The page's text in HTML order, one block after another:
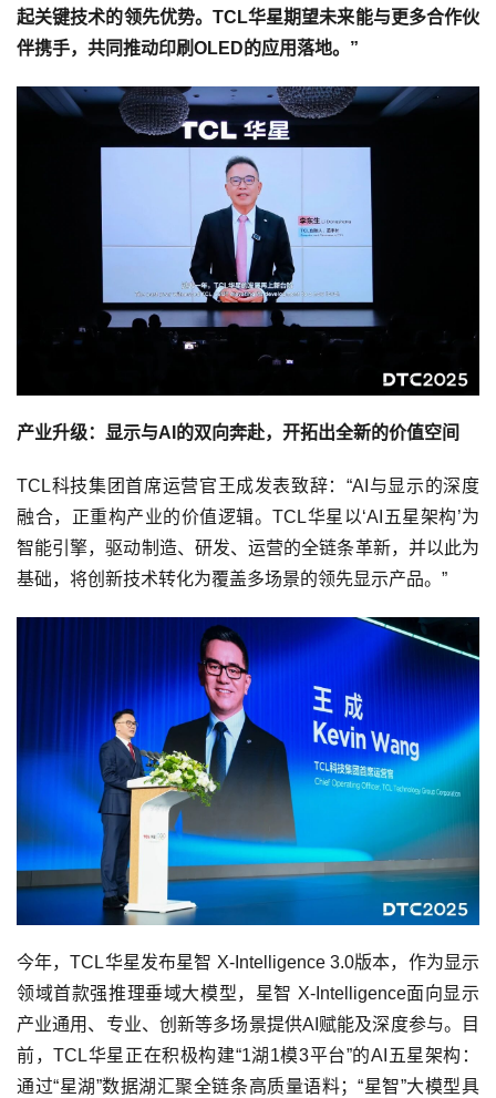
起关键技术的领先优势。TCL华星期望未来能与更多合作伙
伴携手，共同推动印刷OLED的应用落地。”
产业升级：显示与AI的双向奔赴，开拓出全新的价值空间
TCL科技集团首席运营官王成发表致辞：“AI与显示的深度
融合，正重构产业的价值逻辑。TCL华星以‘AI五星架构’为
智能引擎，驱动制造、研发、运营的全链条革新，并以此为
基础，将创新技术转化为覆盖多场景的领先显示产品。”
今年，TCL华星发布星智 X-Intelligence 3.0版本，作为显示
领域首款强推理垂域大模型，星智 X-Intelligence面向显示
产业通用、专业、创新等多场景提供AI赋能及深度参与。目
前，TCL华星正在积极构建“1湖1模3平台”的AI五星架构：
通过“星湖”数据湖汇聚全链条高质量语料；“星智”大模型具